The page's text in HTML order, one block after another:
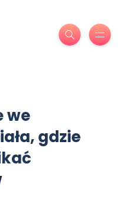
we
gdzie